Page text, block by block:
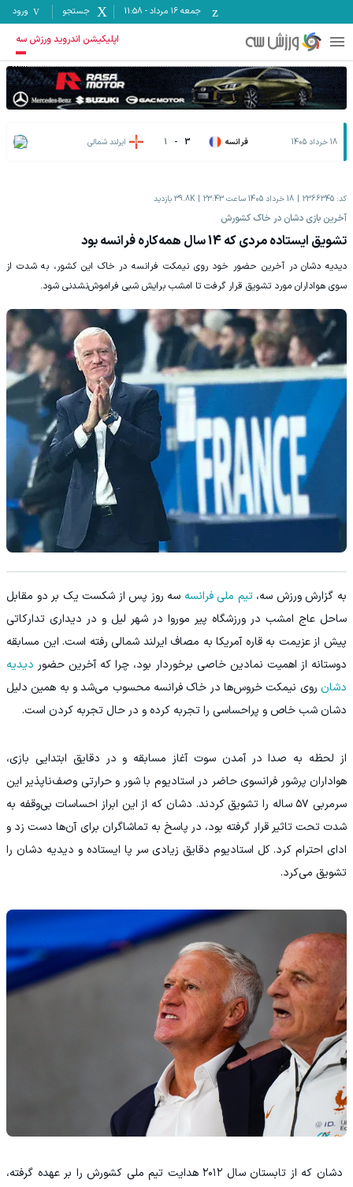
جمعه ۱۶ مرداد -
11:58 جستجو ورود
اپلیکیشن اندروید ورزش سه
18 خرداد 1405 فرانسه 3
-
1 ایرلند شمالی
کد: 2366345 18 خرداد 1405 ساعت 23:43 39.8K بازدید
‫آخرین بازی دشان در خاک کشورش
تشویق ایستاده مردی که 14 سال همه‌کاره فرانسه بود
‫دیدیه دشان در آخرین حضور خود روی نیمکت فرانسه در خاک این کشور، به شدت از
سوی هواداران مورد تشویق قرار گرفت تا امشب برایش شبی فراموش‌نشدنی شود.
به گزارش ورزش سه،تیم ملی فرانسه سه روز پس از شکست یک بر دو مقابل
ساحل عاج امشب در ورزشگاه پیر موروا در شهر لیل و در دیداری تدارکاتی
پیش از عزیمت به قاره آمریکا به مصاف ایرلند شمالی رفته است. این مسابقه
دوستانه از اهمیت نمادین خاصی برخوردار بود، چرا که آخرین حضور دیدیه
دشان روی نیمکت خروس‌ها در خاک فرانسه محسوب می‌شد و به همین دلیل
دشان شب خاص و پراحساسی را تجربه کرده و در حال تجربه کردن است.
‫از لحظه به صدا در آمدن سوت آغاز مسابقه و در دقایق ابتدایی بازی،
هواداران پرشور فرانسوی حاضر در استادیوم با شور و حرارتی وصف‌ناپذیر این
سرمربی ۵۷ ساله را تشویق کردند. دشان که از این ابراز احساسات بی‌وقفه به
شدت تحت تاثیر قرار گرفته بود، در پاسخ به تماشاگران برای آن‌ها دست زد و
ادای احترام کرد. کل استادیوم دقایق زیادی سر پا ایستاده و دیدیه دشان را
تشویق می‌کرد.
‫ دشان که از تابستان سال ۲۰۱۲ هدایت تیم ملی کشورش را بر عهده گرفته،